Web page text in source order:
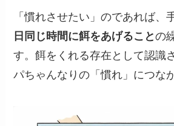
「慣れさせたい」のであれば、
日同じ時間に餌をあげることの
す。餌をくれる存在として認識
パちゃんなりの「慣れ」につな